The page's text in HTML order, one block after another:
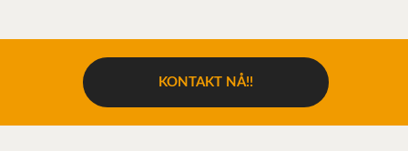
KONTAKT NÅ!!